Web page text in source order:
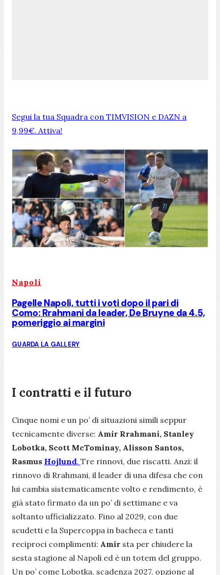
Segui la tua Squadra con TIMVISION e DAZN a
9,99€. Attiva!
Napoli
Pagelle Napoli, tutti i voti dopo il pari di
Como: Rrahmani da leader, De Bruyne da 4.5,
pomeriggio ai margini
GUARDA LA GALLERY
I contratti e il futuro
Cinque nomi e un po’ di situazioni simili seppur
tecnicamente diverse: Amir Rrahmani, Stanley
Lobotka, Scott McTominay, Alisson Santos,
Rasmus Hojlund. Tre rinnovi, due riscatti. Anzi: il
rinnovo di Rrahmani, il leader di una difesa che con
lui cambia sistematicamente volto e rendimento, è
già stato firmato da un po’ di settimane e va
soltanto ufficializzato. Fino al 2029, con due
scudetti e la Supercoppa in bacheca e tanti
reciproci complimenti: Amir sta per chiudere la
sesta stagione al Napoli ed è un totem del gruppo.
Un po’ come Lobotka, scadenza 2027, opzione al